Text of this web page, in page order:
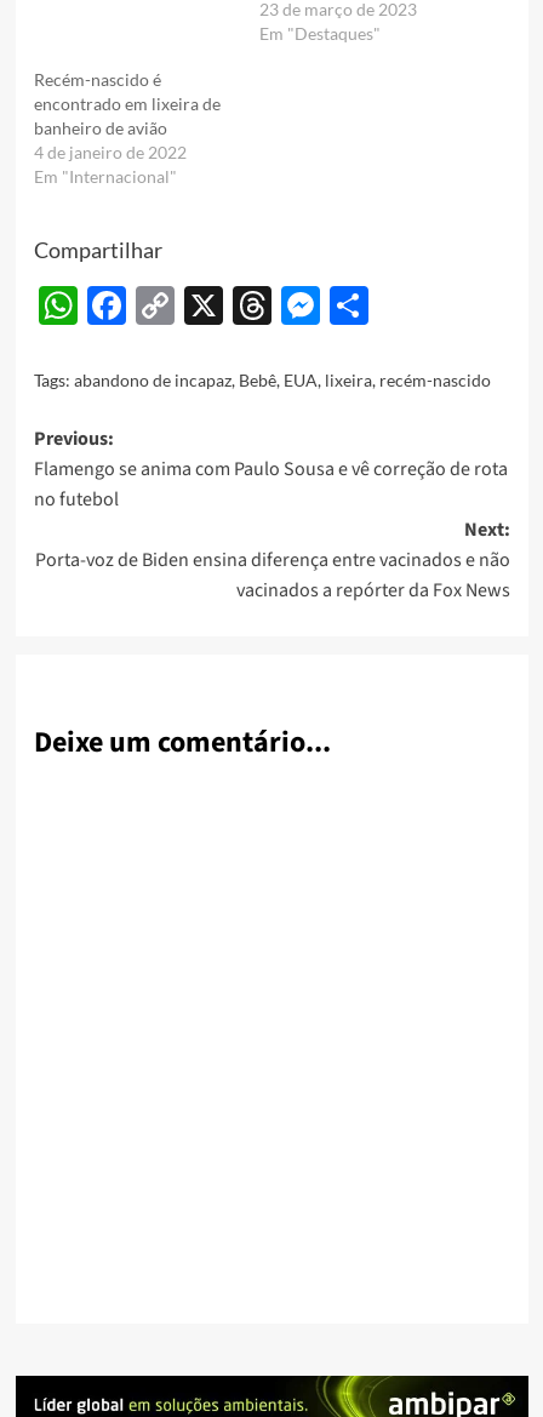
23 de março de 2023
Em "Destaques"
Recém-nascido é
encontrado em lixeira de
banheiro de avião
4 de janeiro de 2022
Em "Internacional"
Compartilhar
WhatsApp
Facebook
Copy
X Threads
Messenger
Share
Tags: abandono de incapaz, Bebê, EUA, lixeira, recém-nascido
Post
navigation
Previous:
Flamengo se anima com Paulo Sousa e vê correção de rota
no futebol
Next:
Porta-voz de Biden ensina diferença entre vacinados e não
vacinados a repórter da Fox News
Deixe um comentário...